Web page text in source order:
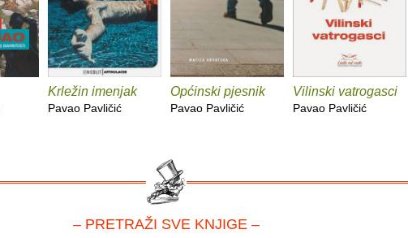
Krležin imenjak
Pavao Pavličić
Općinski pjesnik
Pavao Pavličić
Vilinski vatrogasci
Pavao Pavličić
– PRETRAŽI SVE KNJIGE –